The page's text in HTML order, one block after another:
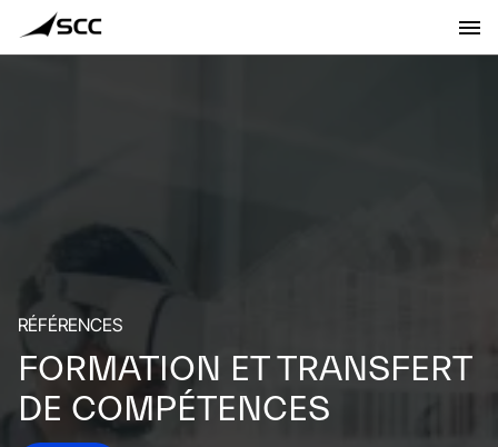
RÉFÉRENCES
FORMATION ET TRANSFERT
DE COMPÉTENCES